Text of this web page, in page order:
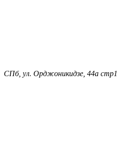
СПб, ул. Орджоникидзе, 44а стр1